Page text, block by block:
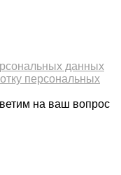
данных
персональных
на ваш вопрос